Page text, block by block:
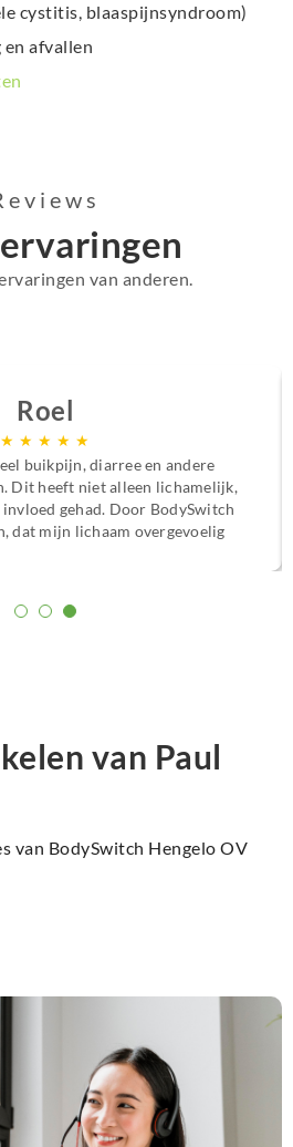
cystitis, blaaspijnsyndroom)
afvallen
van anderen.
Roel
★ ★ ★ ★ ★
buikpijn, diarree en andere
Dit heeft niet alleen lichamelijk,
gehad. Door BodySwitch
dat mijn lichaam overgevoelig
van Paul
van BodySwitch Hengelo OV